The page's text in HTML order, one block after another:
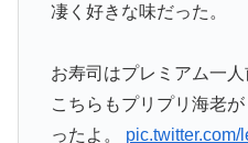
凄く好きな味だった。
お寿司はプレミアム一人
こちらもプリプリ海老
ったよ。 pic.twitter.com/